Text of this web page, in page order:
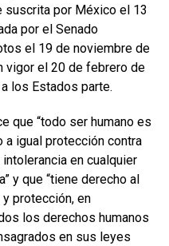
suscrita por México el 13
por el Senado
el 19 de noviembre de
vigor el 20 de febrero de
los Estados parte.
“todo ser humano es
a igual protección contra
en cualquier
y que “tiene derecho al
protección, en
los derechos humanos
en sus leyes